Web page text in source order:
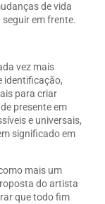
de vida
em frente.
vez mais
identificação,
para criar
presente em
e universais,
significado em
mais um
do artista
que todo fim